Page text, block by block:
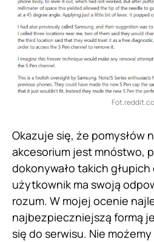
Okazuje się, że pomysłów
akcesorium jest mnóstwo,
dokonywało takich głupich
użytkownik ma swoją
rozum. W mojej ocenie
najbezpieczniejszą formą
się do serwisu. Nie